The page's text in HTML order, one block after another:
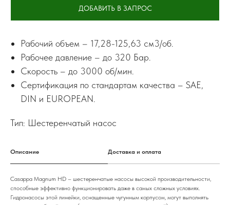
ДОБАВИТЬ В ЗАПРОС
Рабочий объем – 17,28-125,63 см3/об.
Рабочее давление – до 320 Бар.
Скорость – до 3000 об/мин.
Сертификация по стандартам качества – SAE,
DIN и EUROPEAN.
Тип: Шестеренчатый насос
Описание Доставка и оплата
Casappa Magnum HD – шестеренчатые насосы высокой производительности,
способные эффективно функционировать даже в самых сложных условиях.
Гидронасосы этой линейки, оснащенные чугунным корпусом, могут выполнять